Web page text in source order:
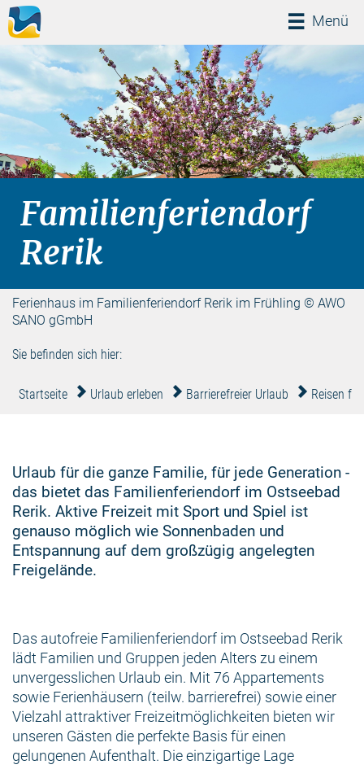
Menü
Menü
Ferienhaus im Familienferiendorf Rerik im Frühling © AWO
SANO gGmbH
Familienferiendorf
Rerik
Sie befinden sich hier:
Startseite Urlaub erleben Barrierefreier Urlaub Reisen
Urlaub für die ganze Familie, für jede Generation -
das bietet das Familienferiendorf im Ostseebad
Rerik. Aktive Freizeit mit Sport und Spiel ist
genauso möglich wie Sonnenbaden und
Entspannung auf dem großzügig angelegten
Freigelände.
Das autofreie Familienferiendorf im Ostseebad Rerik
lädt Familien und Gruppen jeden Alters zu einem
unvergesslichen Urlaub ein. Mit 76 Appartements
sowie Ferienhäusern (teilw. barrierefrei) sowie einer
Vielzahl attraktiver Freizeitmöglichkeiten bieten wir
unseren Gästen die perfekte Basis für einen
gelungenen Aufenthalt. Die einzigartige Lage